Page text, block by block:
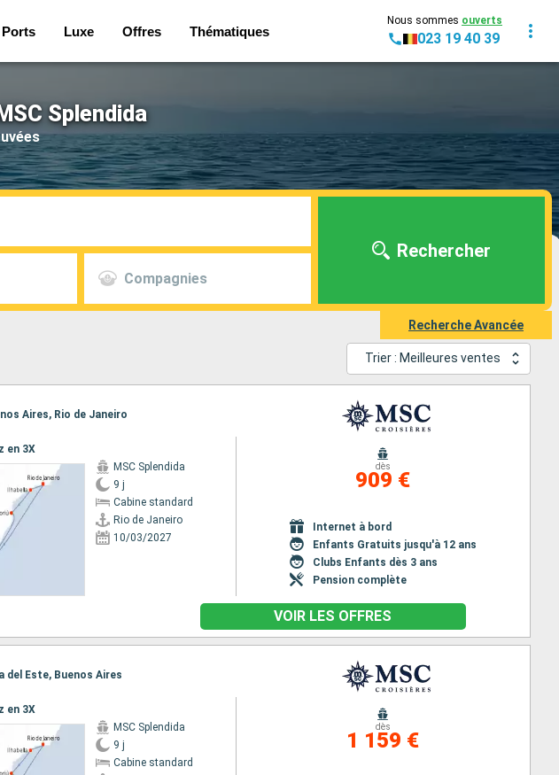
Ports Luxe Offres Thématiques
Nous sommes ouverts
023 19 40 39
Splendida
Compagnies
Rechercher
Recherche Avancée
Trier : Meilleures ventes
Aires, Rio de Janeiro
en 3X
MSC Splendida
9 j
Cabine standard
Rio de Janeiro
10/03/2027
dès
909 €
Internet à bord
Enfants Gratuits jusqu'à 12 ans
Clubs Enfants dès 3 ans
Pension complète
VOIR LES OFFRES
del Este, Buenos Aires
en 3X
MSC Splendida
9 j
Cabine standard
dès
1 159 €